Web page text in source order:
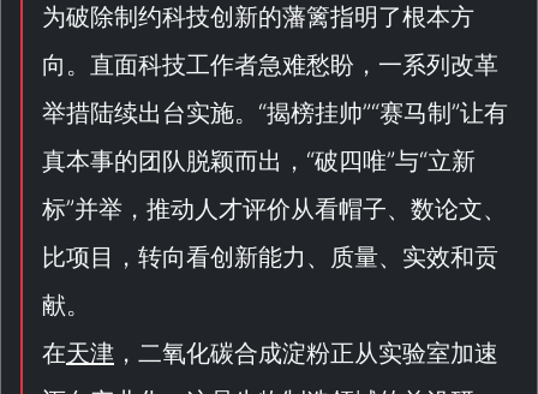
为破除制约科技创新的藩篱指明了根本方
向。直面科技工作者急难愁盼，一系列改革
举措陆续出台实施。“揭榜挂帅”“赛马制 ”让有
真本事的团队脱颖而出，“破四唯”与“立新
标”并举，推动人才评价从看帽子、数论文、
比项目，转向看创新能力、质量、实效和贡
献。
在天津 ，二氧化碳合成淀粉正从实验室加速